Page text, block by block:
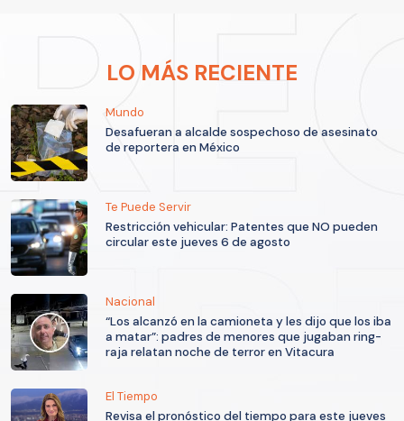
LO MÁS RECIENTE
Mundo
Desafueran a alcalde sospechoso de asesinato
de reportera en México
Te Puede Servir
Restricción vehicular: Patentes que NO pueden
circular este jueves 6 de agosto
Nacional
“Los alcanzó en la camioneta y les dijo que los iba
a matar”: padres de menores que jugaban ring-
raja relatan noche de terror en Vitacura
El Tiempo
Revisa el pronóstico del tiempo para este jueves